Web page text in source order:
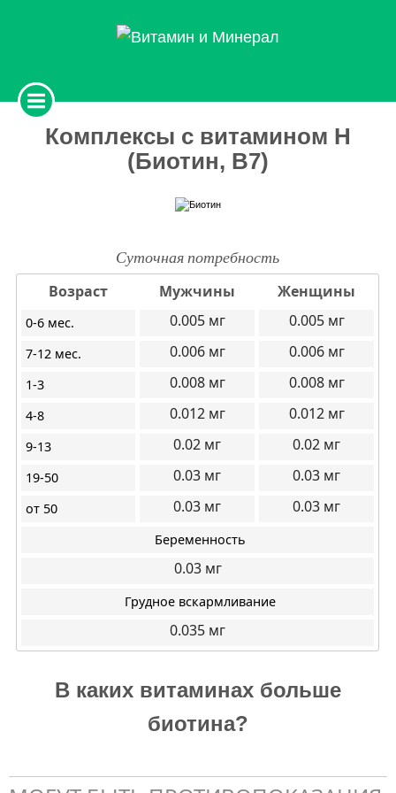
Комплексы с витамином H
(Биотин, B7)
Суточная потребность
Возраст Мужчины Женщины
0-6 мес. 0.005 0.005
7-12 мес. 0.006 0.006
1-3 0.008 0.008
4-8 0.012 0.012
9-13 0.02 0.02
19-50 0.03 0.03
от 50 0.03 0.03
Беременность
0.03
Грудное вскармливание
0.035
В каких витаминах больше
биотина?